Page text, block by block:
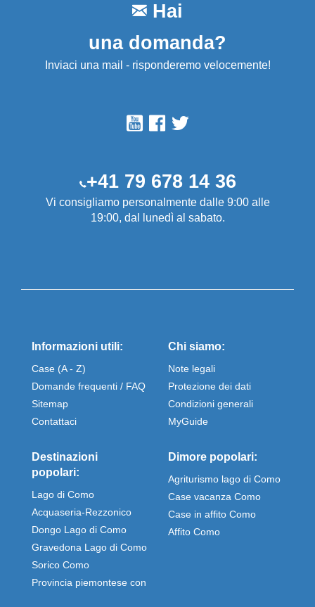
Hai
una domanda?
Inviaci una mail - risponderemo velocemente!
+41 79 678 14 36
Vi consigliamo personalmente dalle 9:00 alle
19:00, dal lunedì al sabato.
Informazioni utili:
Case (A - Z)
Domande frequenti / FAQ
Sitemap
Contattaci
Chi siamo:
Note legali
Protezione dei dati
Condizioni generali
MyGuide
Destinazioni
popolari:
Lago di Como
Acquaseria-Rezzonico
Dongo Lago di Como
Gravedona Lago di Como
Sorico Como
Provincia piemontese con
Dimore popolari:
Agriturismo lago di Como
Case vacanza Como
Case in affito Como
Affito Como